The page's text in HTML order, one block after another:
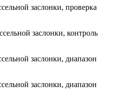
заслонки, проверка
заслонки, контроль
заслонки, диапазон
заслонки, диапазон